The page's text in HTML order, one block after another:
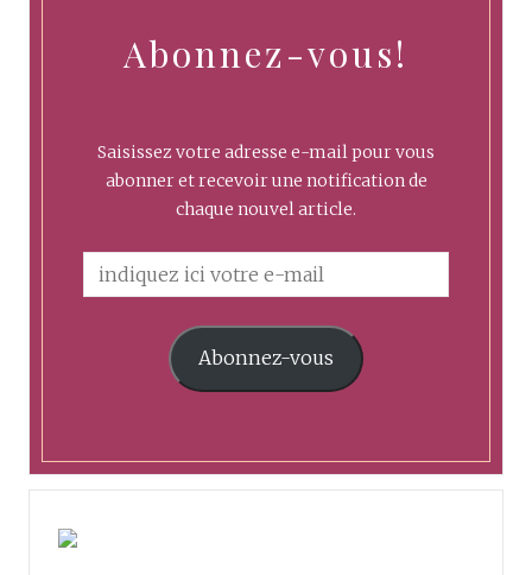
Abonnez-vous!
Saisissez votre adresse e-mail pour vous
abonner et recevoir une notification de
chaque nouvel article.
Abonnez-vous